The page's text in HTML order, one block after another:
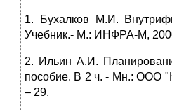
1. Бухалков М.И.
Учебник.- М.: ИНФРА-М,
2. Ильин А.И.
пособие. В 2 ч. - Мн.: ООО
– 29.